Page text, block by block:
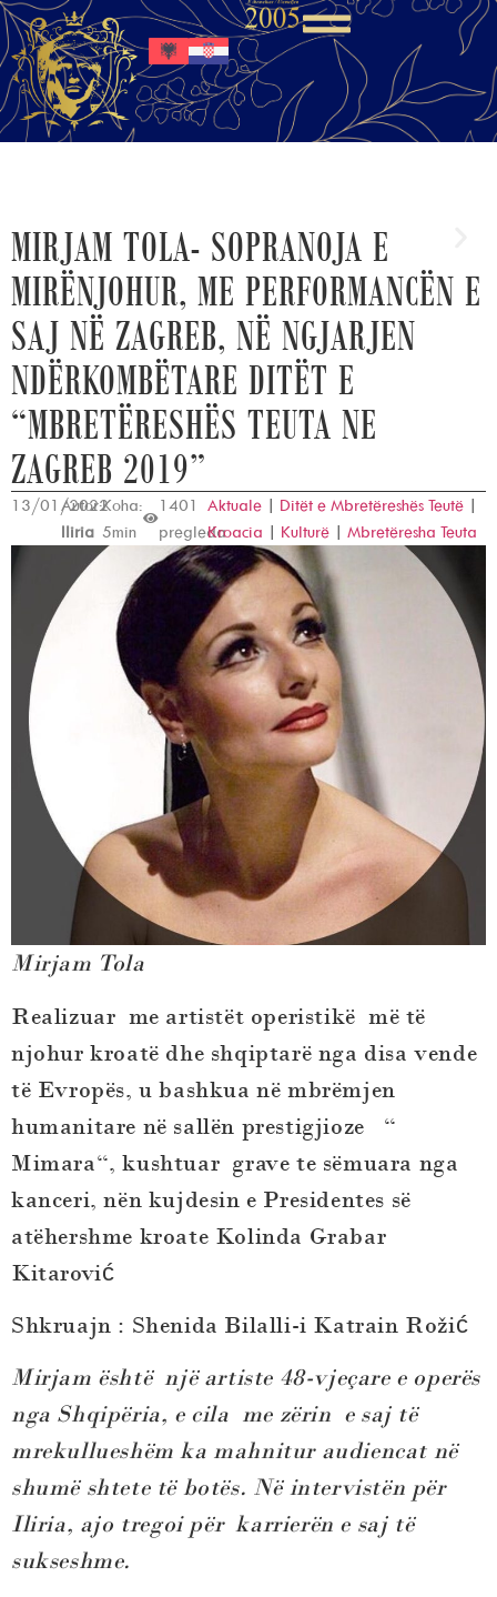
MIRJAM TOLA- SOPRANOJA E
MIRËNJOHUR, ME PERFORMANCËN E
SAJ NË ZAGREB, NË NGJARJEN
NDËRKOMBËTARE DITËT E
“MBRETËRESHËS TEUTA NE
ZAGREB 2019”
13/01/2022
Autor:
Iliria
Koha:
5min
1401
pregleda
Aktuale | Ditët e Mbretëreshës Teutë |
Kroacia | Kulturë |Mbretëresha Teuta
Mirjam Tola
Realizuar me artistët operistikë më të
njohur kroatë dhe shqiptarë nga disa vende
të Evropës, u bashkua në mbrëmjen
humanitare në sallën prestigjioze “
Mimara“, kushtuar grave te sëmuara nga
kanceri, nën kujdesin e Presidentes së
atëhershme kroate Kolinda Grabar
Kitarović
Shkruajn : Shenida Bilalli-i Katrain Rožić
Mirjam është një artiste 48-vjeçare e operës
nga Shqipëria, e cila me zërin e saj të
mrekullueshëm ka mahnitur audiencat në
shumë shtete të botës. Në intervistën për
Iliria, ajo tregoi për karrierën e saj të
sukseshme.